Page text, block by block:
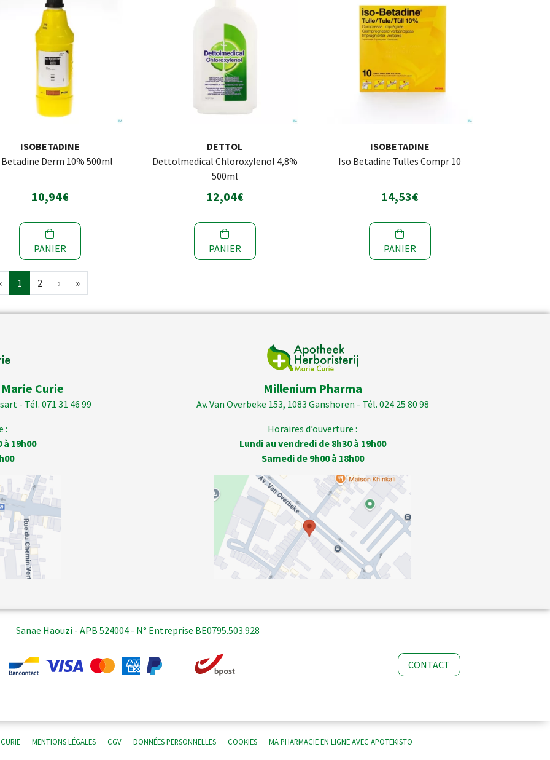
ISOBETADINE
Derm 10% 500ml
10,94€
PANIER
DETTOL
Dettolmedical Chloroxylenol 4,8%
500ml
12,04€
PANIER
ISOBETADINE
Iso Betadine Tulles Compr 10
14,53€
PANIER
‹ 1 2 › »
Curie
- Tél. 071 31 46 99
:
19h00
Millenium Pharma
Av. Van Overbeke 153, 1083 Ganshoren - Tél. 024 25 80 98
Horaires d’ouverture :
Lundi au vendredi de 8h30 à 19h00
Samedi de 9h00 à 18h00
Sanae Haouzi - APB 524004 - N° Entreprise BE0795.503.928
CONTACT
MENTIONS LÉGALES CGV DONNÉES PERSONNELLES COOKIES MA PHARMACIE EN LIGNE AVEC APOTEKISTO